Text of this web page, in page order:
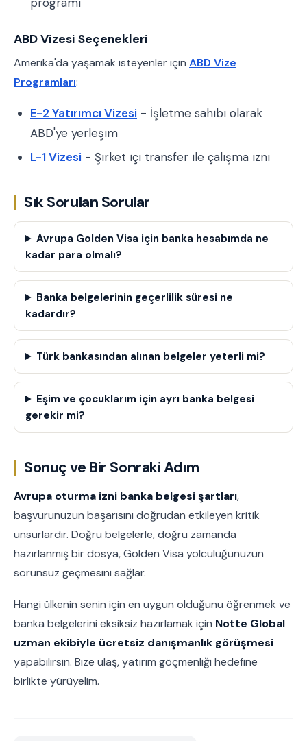
ABD Vizesi Seçenekleri
Amerika'da yaşamak isteyenler için ABD Vize
Programları:
E-2 Yatırımcı Vizesi - İşletme sahibi olarak
ABD'ye yerleşim
L-1 Vizesi - Şirket içi transfer ile çalışma izni
Sık Sorulan Sorular
Avrupa Golden Visa için banka hesabımda ne
kadar para olmalı?
Banka belgelerinin geçerlilik süresi ne
kadardır?
Türk bankasından alınan belgeler yeterli mi?
Eşim ve çocuklarım için ayrı banka belgesi
gerekir mi?
Sonuç ve Bir Sonraki Adım
Avrupa oturma izni banka belgesi şartları,
başvurunuzun başarısını doğrudan etkileyen kritik
unsurlardır. Doğru belgelerle, doğru zamanda
hazırlanmış bir dosya, Golden Visa yolculuğunuzun
sorunsuz geçmesini sağlar.
Hangi ülkenin senin için en uygun olduğunu öğrenmek ve
banka belgelerini eksiksiz hazırlamak için Notte Global
uzman ekibiyle ücretsiz danışmanlık görüşmesi
yapabilirsin. Bize ulaş, yatırım göçmenliği hedefine
birlikte yürüyelim.